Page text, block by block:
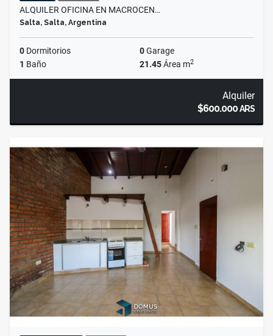
ALQUILER OFICINA EN MACROCEN…
Salta, Salta, Argentina
0 Dormitorios 0Garage
1 Baño 21.45Área m2
Alquiler
$600.000ARS